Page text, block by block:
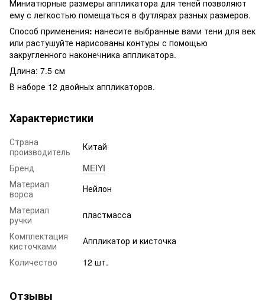
Миниатюрные размеры аппликатора для теней позволяют
ему с легкостью помещаться в футлярах разных размеров.
Способ применения: нанесите выбранные вами тени для век
или растушуйте нарисованы контуры с помощью
закругленного наконечника аппликатора.
Длина: 7.5 см
В наборе 12 двойных аппликаторов.
Характеристики
Страна
производитель
Китай
Бренд
MEIYI
Материал
ворса
Нейлон
Материал
ручки
пластмасса
Комплектация
кисточками
Аппликатор и кисточка
Количество
12 шт.
Отзывы